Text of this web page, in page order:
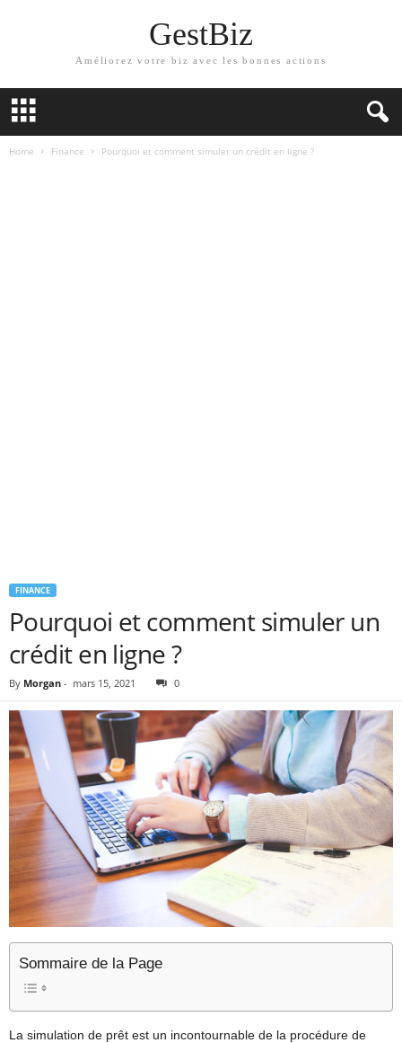
GestBiz
Améliorez votre biz avec les bonnes actions
Home Finance Pourquoi et comment simuler un crédit en ligne ?
FINANCE
Pourquoi et comment simuler un
crédit en ligne ?
By Morgan - mars 15, 2021 0
Sommaire de la Page
La simulation de prêt est un incontournable de la procédure de